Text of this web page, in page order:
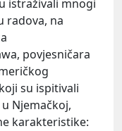
istraživali mnogi
radova, na
povjesničara
su ispitivali
Njemačkoj,
karakteristike: